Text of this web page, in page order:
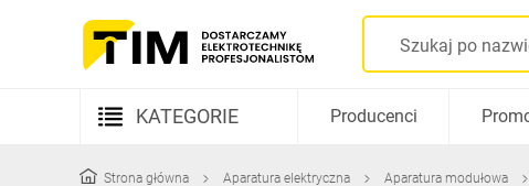
KATEGORIE Producenci
Strona główna Aparatura elektryczna Aparatura modułowa